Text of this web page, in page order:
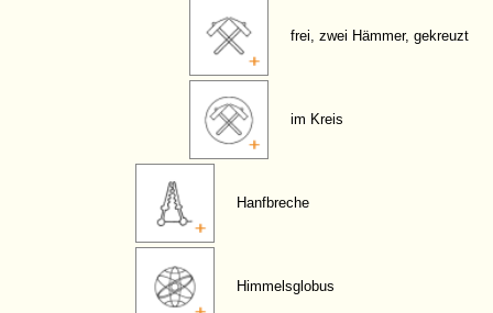
frei, zwei Hämmer, gekreuzt
im Kreis
Hanfbreche
Himmelsglobus